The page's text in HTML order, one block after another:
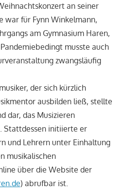
Pressespiegel
an seiner
war für Fynn Winkelmann,
am Gymnasium Haren,
musste auch
zwangsläufig
der sich kürzlich
ausbilden ließ, stellte
dar, das Musizieren
Stattdessen initiierte er
und Lehrern unter Einhaltung
musikalischen
über die Website der
) abrufbar ist.